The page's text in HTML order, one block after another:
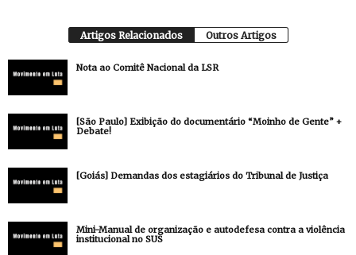
Artigos Relacionados Outros Artigos
Nota ao Comitê Nacional da LSR
[São Paulo] Exibição do documentário “Moinho de Gente” +
Debate!
[Goiás] Demandas dos estagiários do Tribunal de Justiça
Mini-Manual de organização e autodefesa contra a violência
institucional no SUS